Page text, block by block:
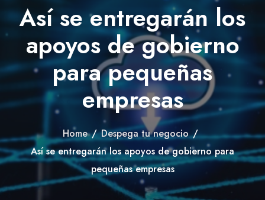
Así se entregarán los
apoyos de gobierno
para pequeñas
empresas
Home / Despega tu negocio /
Así se entregarán los apoyos de gobierno para
pequeñas empresas